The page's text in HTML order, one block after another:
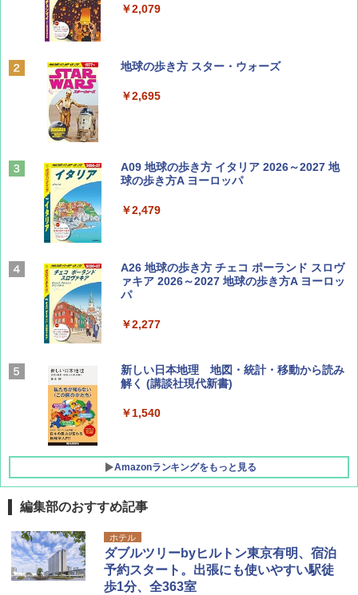
￥1,500
ディズニーファン ２０２６年 ９月号 [雑
山と溪谷 2026年8月号「南アルプス大全」
Coyote No.89 特集 星野道夫 夢見る旅
￥1,540
AIRLINE（エアライン）2026年9月号【特
集】ボーイング110周年を祝して！
￥1,760
￥2,079
地球の歩き方 スター・ウォーズ
￥2,695
A09 地球の歩き方 イタリア 2026～2027 地
球の歩き方A ヨーロッパ
￥2,479
A26 地球の歩き方 チェコ ポーランド スロヴ
ァキア 2026～2027 地球の歩き方A ヨーロッ
パ
￥2,277
新しい日本地理 地図・統計・移動から読み
解く (講談社現代新書)
￥1,540
Amazonランキングをもっと見る
[キャンパーズコレクション 山善] ポップアッ
プテント 傘みたいに広げて畳める パッとサ
ッとサンシェード キューブ フルクローズ メ
ッシュ 簡単設置 ワンタッチテント キャンプ
&ハイキング カーキ PATC-150(KH)
熊撃退スプレー 熊よけスプレー 熊スプレー
【日本企業販売】超強力クマ対策スプレー 30
0ml（連続噴射30秒）110ml（連続噴射15
秒）射程5～10m 安全ロック搭載 携帯収納袋
付き ヒグマ・イノシシ対策 自治体・教育機
編集部のおすすめ記事
ホテル
ダブルツリーbyヒルトン東京有明、宿泊
予約スタート。出張にも使いやすい駅徒
歩1分、全363室